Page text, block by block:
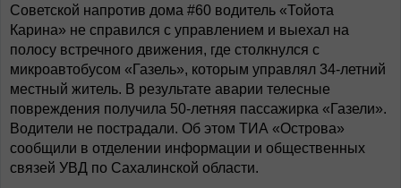
Советской напротив дома #60 водитель «Тойота
Карина» не справился с управлением и выехал на
полосу встречного движения, где столкнулся с
микроавтобусом «Газель», которым управлял 34-летний
местный житель. В результате аварии телесные
повреждения получила 50-летняя пассажирка «Газели».
Водители не пострадали. Об этом ТИА «Острова»
сообщили в отделении информации и общественных
связей УВД по Сахалинской области.